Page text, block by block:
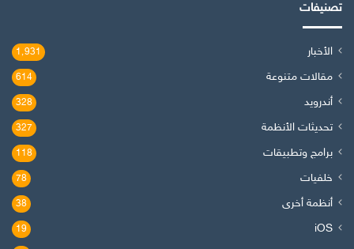
تصنيفات
الأخبار 1٬931
مقالات متنوعة 614
أندرويد 328
تحديثات الأنظمة 327
برامج وتطبيقات 118
خلفيات 78
أنظمة أخرى 38
iOS
19